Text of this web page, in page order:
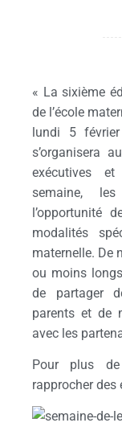
« La sixième
de l’école
lundi 5
s’organisera
exécutives
semaine,
l’opportunité
modalités
maternelle. De
ou moins
de partager
parents et de
avec les
Pour plus
rapprocher des